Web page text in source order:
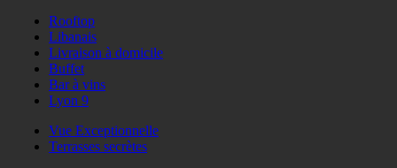
Rooftop
Libanais
Livraison à domicile
Buffet
Bar à vins
Lyon 9
Vue Exceptionnelle
Terrasses secrètes